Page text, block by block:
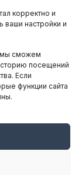
корректно и
ваши настройки и
мы сможем
посещений
Если
функции сайта